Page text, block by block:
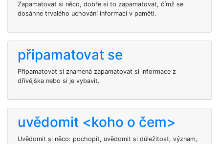
Zapamatovat si něco, dobře si to zapamatovat, čímž se
dosáhne trvalého uchování informací v paměti.
připamatovat se
Připamatovat si znamená zapamatovat si informace z
dřívějška nebo si je vybavit.
uvědomit <koho o čem>
Uvědomit si něco: pochopit, uvědomit si důležitost, význam,